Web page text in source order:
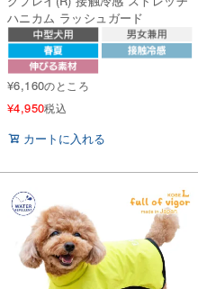
ハニカム ラッシュガード
¥6,160のところ
¥4,950税込
カートに入れる